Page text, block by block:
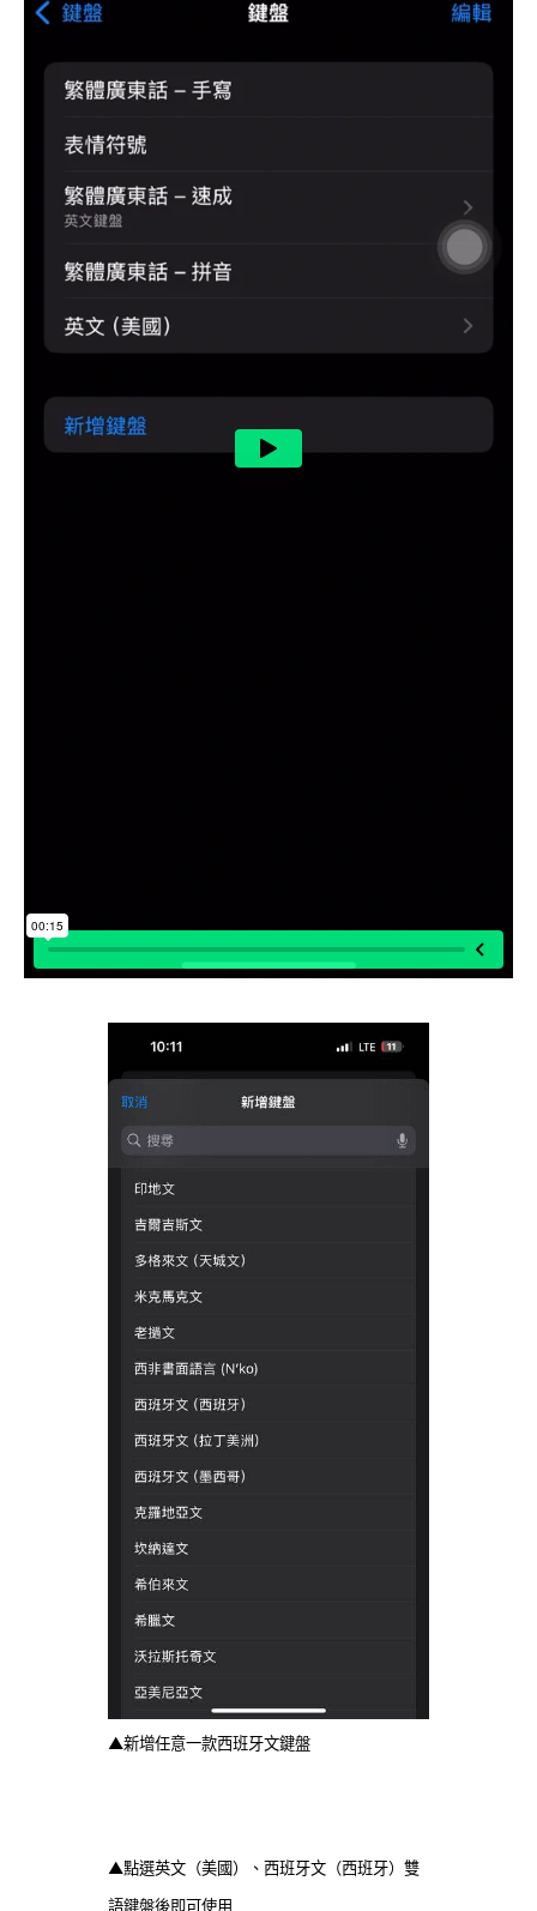
▲新增任意一款西班牙文鍵盤
▲點選英文（美國）、西班牙文（西班牙）雙
語鍵盤後即可使用